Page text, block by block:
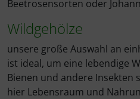
Beetrosensorten oder
Wildgehölze
unsere große Auswahl an
ist ideal, um eine lebendige
Bienen und andere Insekten
hier Lebensraum und